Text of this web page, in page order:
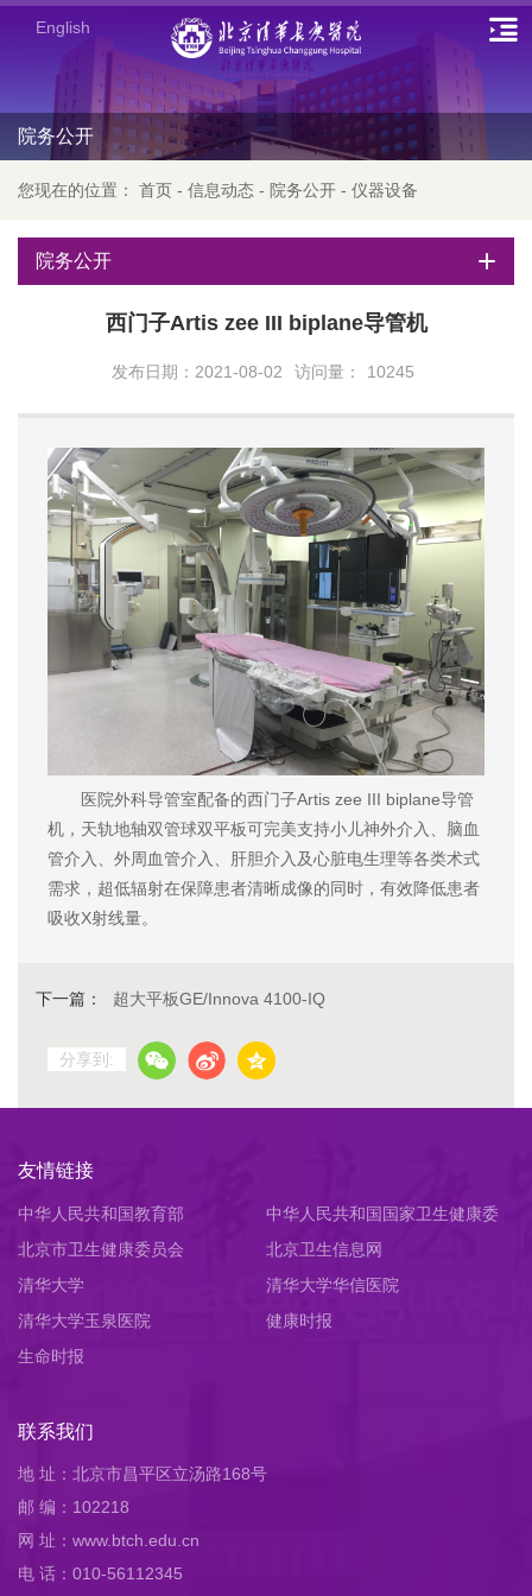
English
院务公开
您现在的位置： 首页 - 信息动态 - 院务公开 - 仪器设备
院务公开
西门子Artis zee III biplane导管机
发布日期：2021-08-02 访问量： 10245
医院外科导管室配备的西门子Artis zee III biplane导管
机，天轨地轴双管球双平板可完美支持小儿神外介入、脑血
管介入、外周血管介入、肝胆介入及心脏电生理等各类术式
需求，超低辐射在保障患者清晰成像的同时，有效降低患者
吸收X射线量。
下一篇： 超大平板GE/Innova 4100-IQ
分享到:
友情链接
中华人民共和国教育部
中华人民共和国国家卫生健康委
员会
北京市卫生健康委员会
北京卫生信息网
清华大学
清华大学华信医院
清华大学玉泉医院
健康时报
生命时报
联系我们
地 址：北京市昌平区立汤路168号
邮 编：102218
网 址：www.btch.edu.cn
电 话：010-56112345